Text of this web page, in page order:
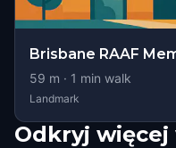
Brisbane RAAF
59 m · 1 min walk
Landmark
Odkryj więcej